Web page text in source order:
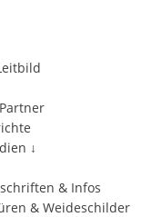
↓
& Infos
& Weideschilder